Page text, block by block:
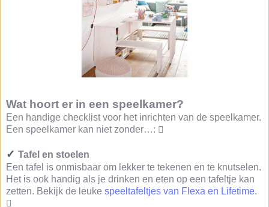
Wat hoort er in een speelkamer?
Een handige checklist voor het inrichten van de speelkamer.
Een speelkamer kan niet zonder…: 
✓ Tafel en stoelen
Een tafel is onmisbaar om lekker te tekenen en te knutselen.
Het is ook handig als je drinken en eten op een tafeltje kan
zetten. Bekijk de leuke speeltafeltjes van Flexa en Lifetime.
